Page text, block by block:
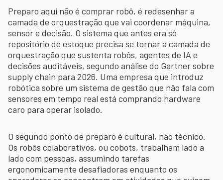
Preparo aqui não é comprar robô, é redesenhar a
camada de orquestração que vai coordenar máquina,
sensor e decisão. O sistema que antes era só
repositório de estoque precisa se tornar a camada de
orquestração que sustenta robôs, agentes de IA e
decisões auditáveis, segundo análise do Gartner sobre
supply chain para 2026. Uma empresa que introduz
robótica sobre um sistema de gestão que não fala com
sensores em tempo real está comprando hardware
caro para operar isolado.
O segundo ponto de preparo é cultural, não técnico.
Os robôs colaborativos, ou cobots, trabalham lado a
lado com pessoas, assumindo tarefas
ergonomicamente desafiadoras enquanto os